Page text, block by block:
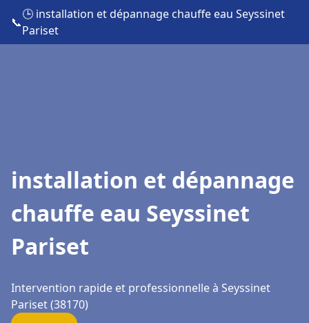
📞
🕒 installation et dépannage chauffe eau Seyssinet
Pariset
installation et dépannage
chauffe eau Seyssinet
Pariset
Intervention rapide et professionnelle à Seyssinet
Pariset (38170)